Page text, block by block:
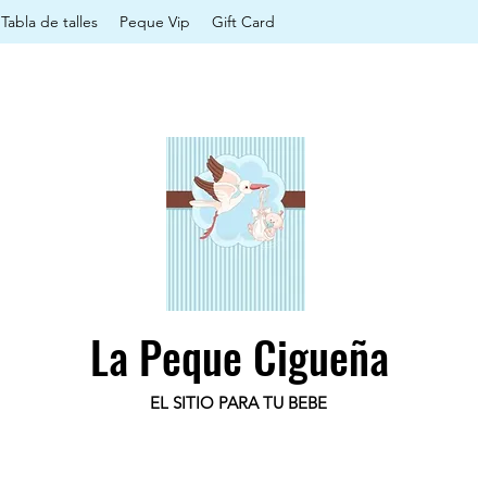
Tabla de talles Peque Vip Gift Card
La Peque Cigueña
EL SITIO PARA TU BEBE